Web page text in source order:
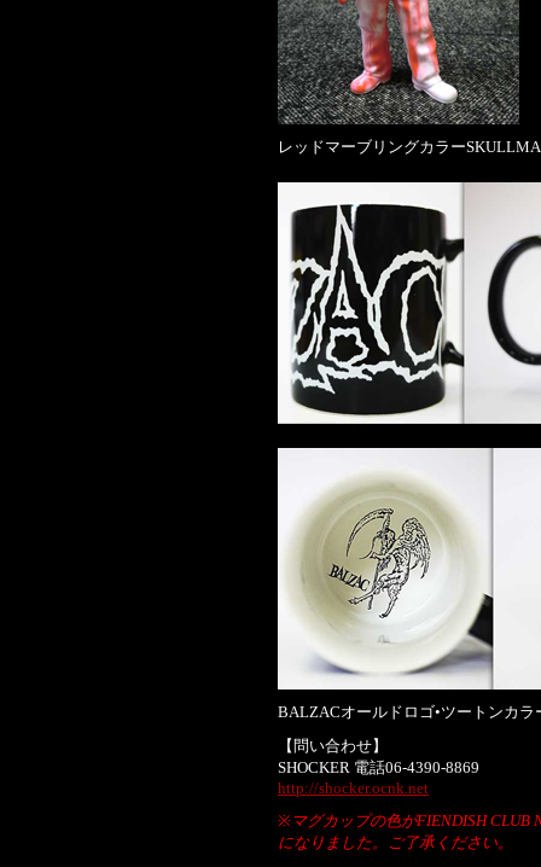
レッドマーブリングカラー
BALZACオールドロゴ•ツートンカラ
【問い合わせ】
SHOCKER 電話06-4390-8869
http://shocker.ocnk.net
※マグカップの色がFIENDISH
になりました。ご了承ください。